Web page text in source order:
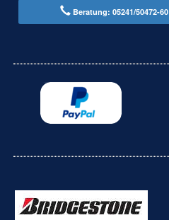
Beratung: 05241/50472-60